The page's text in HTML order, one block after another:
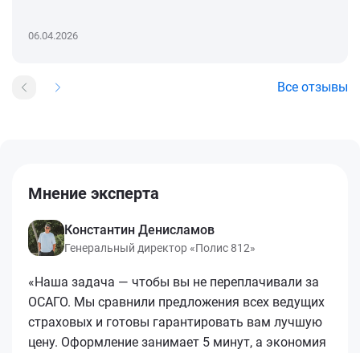
06.04.2026
Все отзывы
Мнение эксперта
Константин Денисламов
Генеральный директор «Полис 812»
«Наша задача — чтобы вы не переплачивали за
ОСАГО. Мы сравнили предложения всех ведущих
страховых и готовы гарантировать вам лучшую
цену. Оформление занимает 5 минут, а экономия